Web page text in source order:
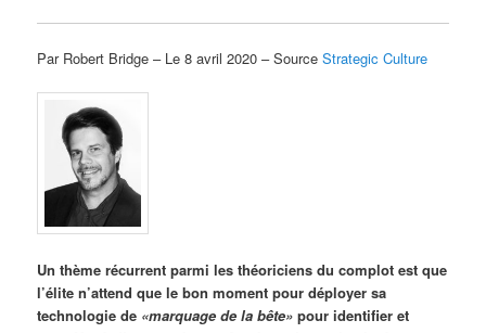
Par Robert Bridge – Le 8 avril 2020 – SourceStrategic Culture
Un thème récurrent parmi les théoriciens du complot est que
l’élite n’attend que le bon moment pour déployer sa
technologie de «marquage de la bête» pour identifier et